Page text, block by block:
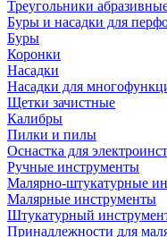
Треугольники
Буры и насадки для
Буры
Коронки
Насадки
Насадки для
Щетки зачистные
Калибры
Пилки и пилы
Оснастка для
Ручные инструменты
Малярно-штукатурные
Малярные инструменты
Штукатурный
Принадлежности для